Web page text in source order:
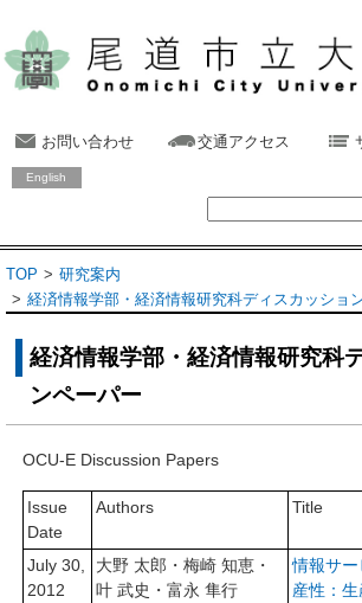
お問い合わせ 交通アクセス
English
TOP
研究案内
経済情報学部・経済情報研究科ディスカッショ
経済情報学部・経済情報研究科
ンペーパー
OCU-E Discussion Papers
Issue
Date
Authors Title
July 30,
2012
大野 太郎・梅崎 知恵・
叶 武史・富永 隼行
情報サ
産性：生